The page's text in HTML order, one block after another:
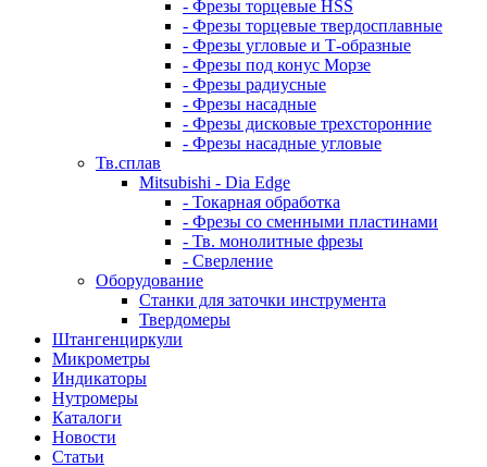
- Фрезы торцевые HSS
- Фрезы торцевые твердосплавные
- Фрезы угловые и Т-образные
- Фрезы под конус Морзе
- Фрезы радиусные
- Фрезы насадные
- Фрезы дисковые трехсторонние
- Фрезы насадные угловые
Тв.сплав
Mitsubishi - Dia Edge
- Токарная обработка
- Фрезы со сменными пластинами
- Тв. монолитные фрезы
- Сверление
Оборудование
Станки для заточки инструмента
Твердомеры
Штангенциркули
Микрометры
Индикаторы
Нутромеры
Каталоги
Новости
Статьи